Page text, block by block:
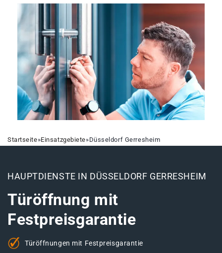
Startseite»Einsatzgebiete»Düsseldorf Gerresheim
HAUPTDIENSTE IN DÜSSELDORF GERRESHEIM
Türöffnung mit
Festpreisgarantie
Türöffnungen mit Festpreisgarantie